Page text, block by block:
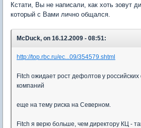
Кстати, Вы не написали, как хоть зовут
который с Вами лично общался.
McDuck, on 16.12.2009 - 08:51:
http://top.rbc.ru/ec...09/354579.shtml
Fitch ожидает рост дефолтов у
компаний
еще на тему риска на Северном.
Fitch я верю больше, чем директору КЦ -